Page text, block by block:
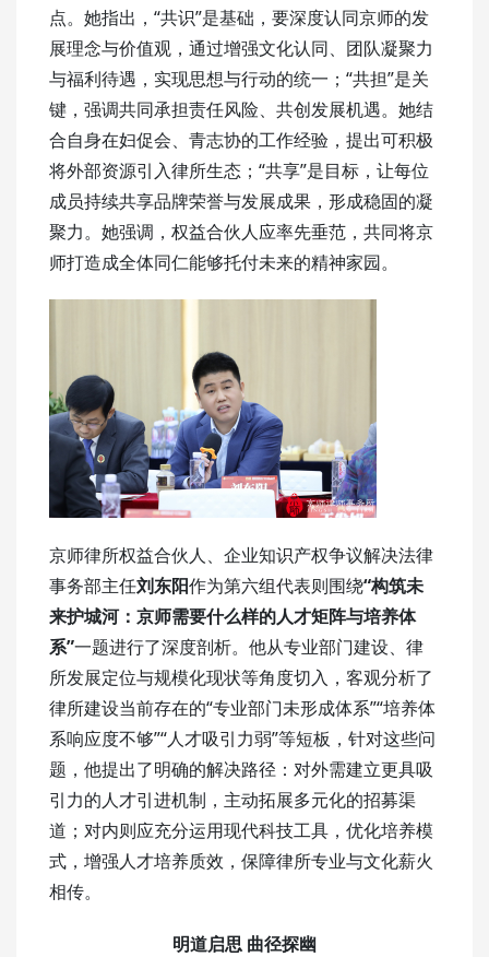
点。她指出，“共识”是基础，要深度认同京师的发
展理念与价值观，通过增强文化认同、团队凝聚力
与福利待遇，实现思想与行动的统一；“共担”是关
键，强调共同承担责任风险、共创发展机遇。她结
合自身在妇促会、青志协的工作经验，提出可积极
将外部资源引入律所生态；“共享”是目标，让每位
成员持续共享品牌荣誉与发展成果，形成稳固的凝
聚力。她强调，权益合伙人应率先垂范，共同将京
师打造成全体同仁能够托付未来的精神家园。
京师律所权益合伙人、企业知识产权争议解决法律
事务部主任刘东阳作为第六组代表则围绕“构筑未
来护城河：京师需要什么样的人才矩阵与培养体
系”一题进行了深度剖析。他从专业部门建设、律
所发展定位与规模化现状等角度切入，客观分析了
律所建设当前存在的“专业部门未形成体系”“培养体
系响应度不够”“人才吸引力弱”等短板，针对这些问
题，他提出了明确的解决路径：对外需建立更具吸
引力的人才引进机制，主动拓展多元化的招募渠
道；对内则应充分运用现代科技工具，优化培养模
式，增强人才培养质效，保障律所专业与文化薪火
相传。
明道启思 曲径探幽